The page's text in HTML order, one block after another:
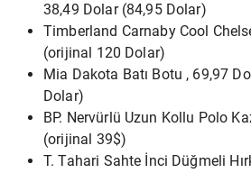
38,49 Dolar (84,95 Dolar)
Timberland Carnaby Cool
(orijinal 120 Dolar)
Mia Dakota Batı Botu , 69,97
Dolar)
BP. Nervürlü Uzun Kollu Polo
(orijinal 39$)
T. Tahari Sahte İnci Düğmeli